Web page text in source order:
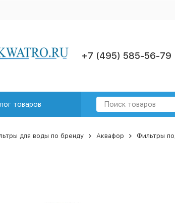
+7 (495) 585-56-79
товаров
для воды по бренду Аквафор Фильтры